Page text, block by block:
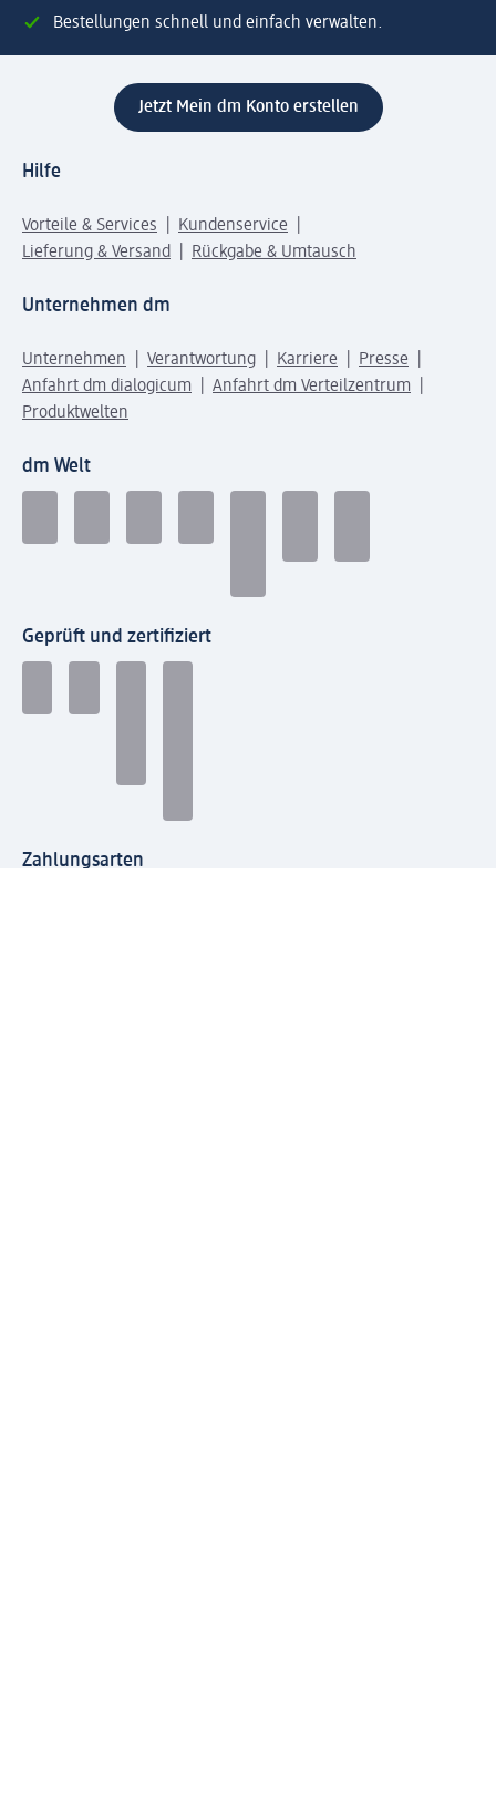
Bestellungen schnell und einfach verwalten.
Jetzt Mein dm Konto erstellen
Hilfe
Vorteile & Services
Kundenservice
Lieferung & Versand
Rückgabe & Umtausch
Unternehmen dm
Unternehmen Verantwortung Karriere
Presse
Anfahrt dm dialogicum
Anfahrt dm Verteilzentrum
Produktwelten
dm Welt
Geprüft und zertifiziert
Zahlungsarten